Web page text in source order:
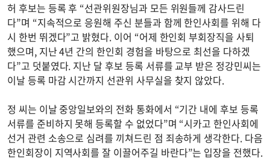
허 후보는 등록 후 “선관위원장님과 모든 위원들께 감사드린
다”며 “지속적으로 응원해 주신 분들과 함께 한인사회를 위해 다
시 한번 뛰겠다”고 밝혔다. 이어 “어제 한인회 부회장직을 사퇴
했으며, 지난 4년 간의 한인회 경험을 바탕으로 최선을 다하겠
다”고 덧붙였다. 지난 달 후보 등록 서류를 교부 받은 정강민씨는
이날 등록 마감 시간까지 선관위 사무실을 찾지 않았다.
정 씨는 이날 중앙일보와의 전화 통화에서 “기간 내에 후보 등록
서류를 준비하지 못해 등록할 수 없었다”며 “시카고 한인사회에
선거 관련 소송으로 심려를 끼쳐드린 점 죄송하게 생각한다. 다음
한인회장이 지역사회를 잘 이끌어주길 바란다”는 입장을 전했다.